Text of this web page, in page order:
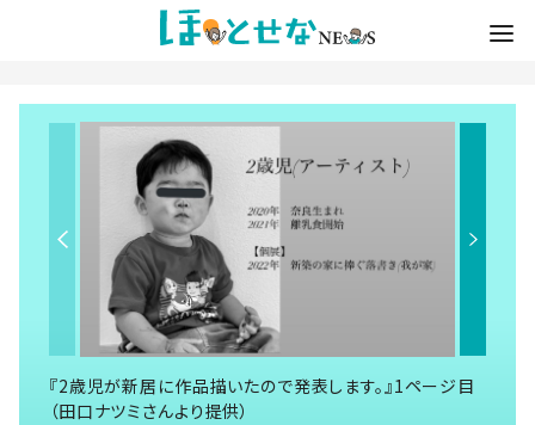
『2歳児が新居に作品描いたので発表します。』1ページ目
（田口ナツミさんより提供）